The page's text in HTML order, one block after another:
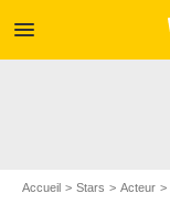
menu
Accueil Stars Acteur